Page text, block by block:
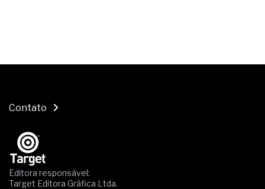
Contato
Editora responsável:
Target Editora Gráfica Ltda.